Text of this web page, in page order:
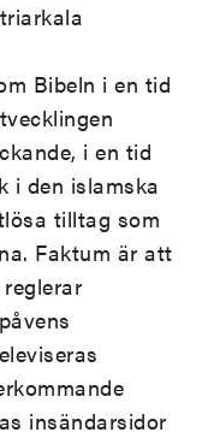
Bibeln i en tid
i en tid
i den islamska
tilltag som
Faktum är att
insändarsidor